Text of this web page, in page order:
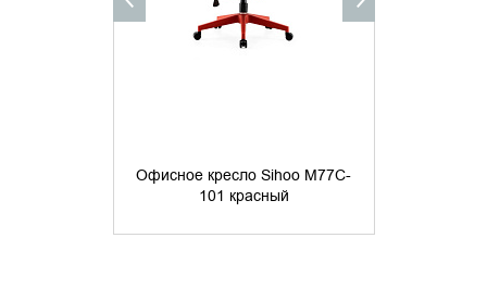
Офисное кресло Sihoo M77C-
101 красный